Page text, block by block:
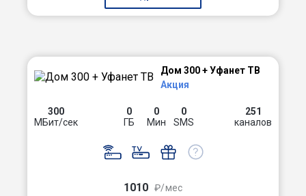
Дом 300 + Уфанет ТВ
Акция
300
МБит/сек
0
ГБ
0
Мин
0
SMS
251
каналов
1010 ₽/мес